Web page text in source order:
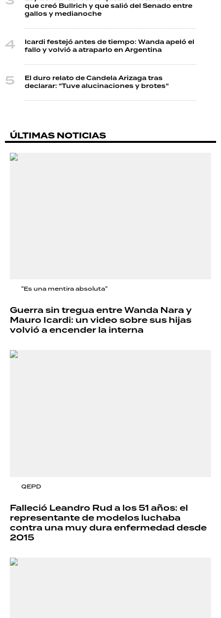
que creó Bullrich y que salió del Senado entre
gallos y medianoche
Icardi festejó antes de tiempo: Wanda apeló el
fallo y volvió a atraparlo en Argentina
El duro relato de Candela Arizaga tras
declarar: "Tuve alucinaciones y brotes"
ÚLTIMAS NOTICIAS
"Es una mentira absoluta"
Guerra sin tregua entre Wanda Nara y
Mauro Icardi: un video sobre sus hijas
volvió a encender la interna
QEPD
Falleció Leandro Rud a los 51 años: el
representante de modelos luchaba
contra una muy dura enfermedad desde
2015